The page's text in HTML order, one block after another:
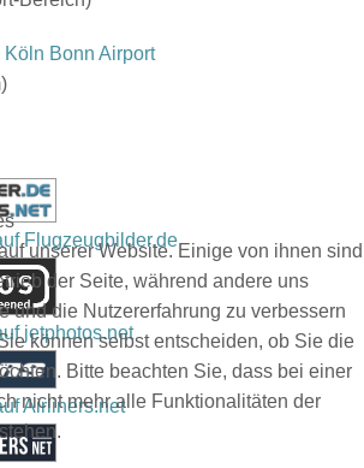
Bonn Airport
Flugzeugbilder.de
jetphotos.net
Airliners.net
unserer Website. Einige von ihnen sind
der Seite, während andere uns
und die Nutzererfahrung zu verbessern
können selbst entscheiden, ob Sie die
Bitte beachten Sie, dass bei einer
nicht mehr alle Funktionalitäten der